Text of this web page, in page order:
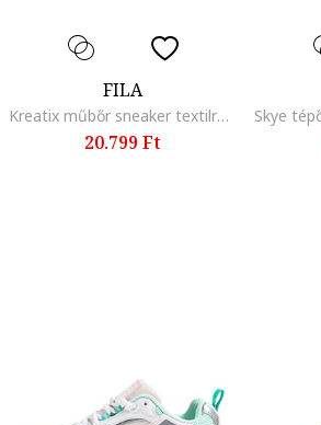
FILA
Kreatix műbőr sneaker textilrészletekkel, Fehér/Fekete/Világosszürke
20.799 Ft